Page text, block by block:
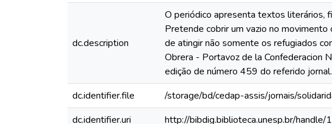
dc.description
O periódico apresenta textos literários,
Pretende cobrir um vazio no
de atingir não somente os refugiados
Obrera - Portavoz de la Confederacion
edição de número 459 do referido
dc.identifier.file
/storage/bd/cedap-assis/jornais/
dc.identifier.uri
http://bibdig.biblioteca.unesp.br/